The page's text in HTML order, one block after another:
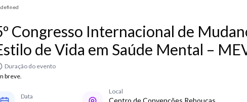
Congresso Internacional de
de Vida em Saúde Mental –
Duração do evento
breve.
Data
Local
Centro de Convenções Rebouças